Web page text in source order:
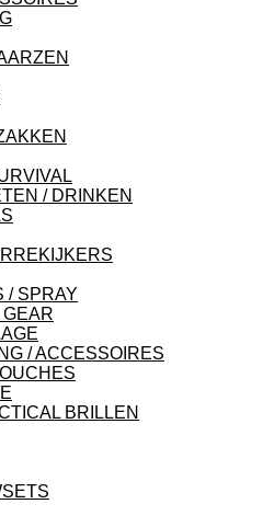
/ DRINKEN
/ SPRAY
/ ACCESSOIRES
BRILLEN